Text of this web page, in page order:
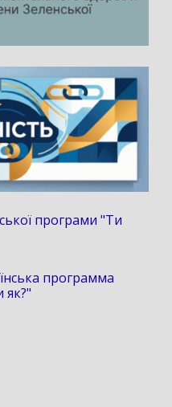
програми "Ти
программа
як?"